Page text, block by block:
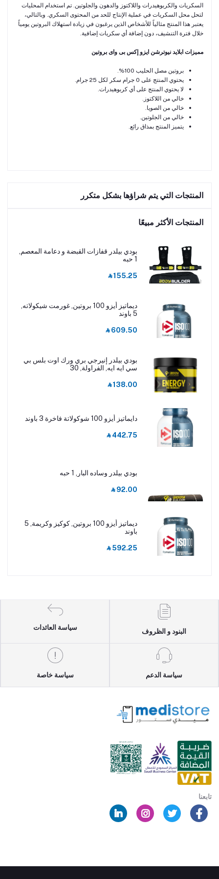
السكريات والكربوهيدرات واللاكتوز والدهون والجلوتين. تم استخدام المحليات
لتحل محل السكريات في عملية الإنتاج للحد من المحتوى السكري. وبالتالي،
يعتبر هذا المنتج مثالياً للأشخاص الذين يرغبون في زيادة استهلاك البروتين يومياً
خلال فترة التنشيف، دون إضافة أي سكريات إضافية.
مميزات ابلايد نيوترشن ايزو إكس بى واى بروتين
بروتين مصل الحليب 100%.
يحتوي المنتج على 0 جرام سكر لكل 25 جرام.
لا يحتوي المنتج على أي كربوهيدرات.
خالي من اللاكتوز.
خالي من الصويا.
خالي من الجلوتين.
يتميز المنتج بمذاق رائع.
المنتجات التي يتم شراؤها بشكل متكرر
المنتجات الأكثر مبيعًا
بودي بيلدر قفازات القبضة و دعامة المعصم,
1 حبه
‎⃁ 155.25
ديماتيز أيزو 100 بروتين, غورمت شيكولاته,
5 باوند
‎⃁ 609.50
بودي بيلدر إنيرجي بري ورك اوت بلس بي
سي ايه ايه, الفراولة, 30
‎⃁ 138.00
دايماتيز أيزو 100 شوكولاتة فاخرة 3 باوند
‎⃁ 442.75
بودي بيلدر وساده البار, 1 حبه
‎⃁ 92.00
ديماتيز أيزو 100 بروتين, كوكيز وكريمة, 5
باوند
‎⃁ 592.25
البنود و الظروف
سياسة العائدات
سياسة الدعم سياسة خاصة
تابعنا